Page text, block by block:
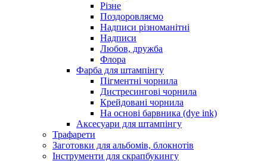
Різне
Поздоровляємо
Надписи різноманітні
Надписи
Любов, дружба
Флора
Фарба для штампінгу
Пігментні чорнила
Дистресингові чорнила
Крейдовані чорнила
На основі барвника (dye ink)
Аксесуари для штампінгу
Трафарети
Заготовки для альбомів, блокнотів
Інструменти для скрапбукингу